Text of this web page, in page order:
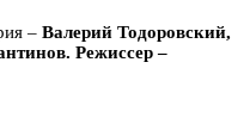
– Валерий Тодоровский,
Режиссер –